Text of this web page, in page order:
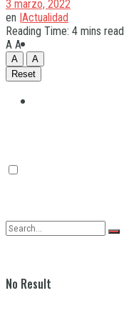
No Result
3 marzo, 2022
en |Actualidad
Reading Time: 4 mins read
A A
A
A
Reset